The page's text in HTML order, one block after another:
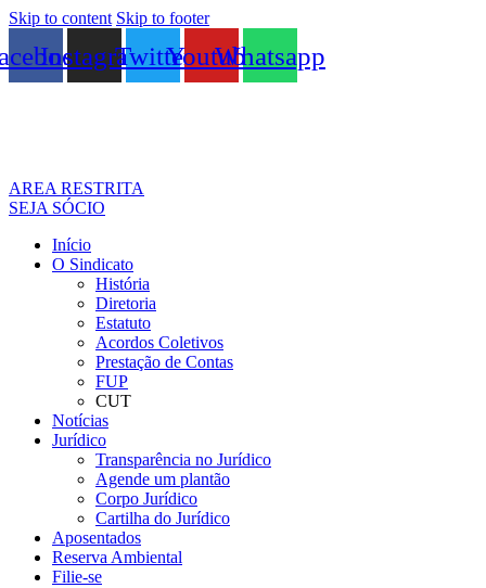
Skip to content Skip to footer
InstagramTwitterYoutubeWhatsapp
AREA RESTRITA
SEJA SÓCIO
Início
O Sindicato
História
Diretoria
Estatuto
Acordos Coletivos
Prestação de Contas
FUP
CUT
Notícias
Jurídico
Transparência no Jurídico
Agende um plantão
Corpo Jurídico
Cartilha do Jurídico
Aposentados
Reserva Ambiental
Filie-se